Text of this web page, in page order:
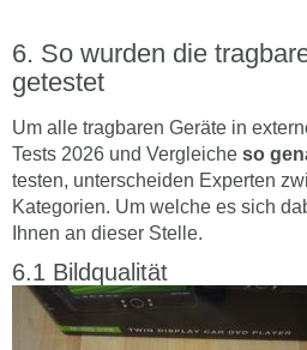
So wurden die
getestet
Um alle tragbaren Geräte in
Tests 2026 und Vergleiche so
testen, unterscheiden Experten
Kategorien. Um welche es sich
Ihnen an dieser Stelle.
Bildqualität